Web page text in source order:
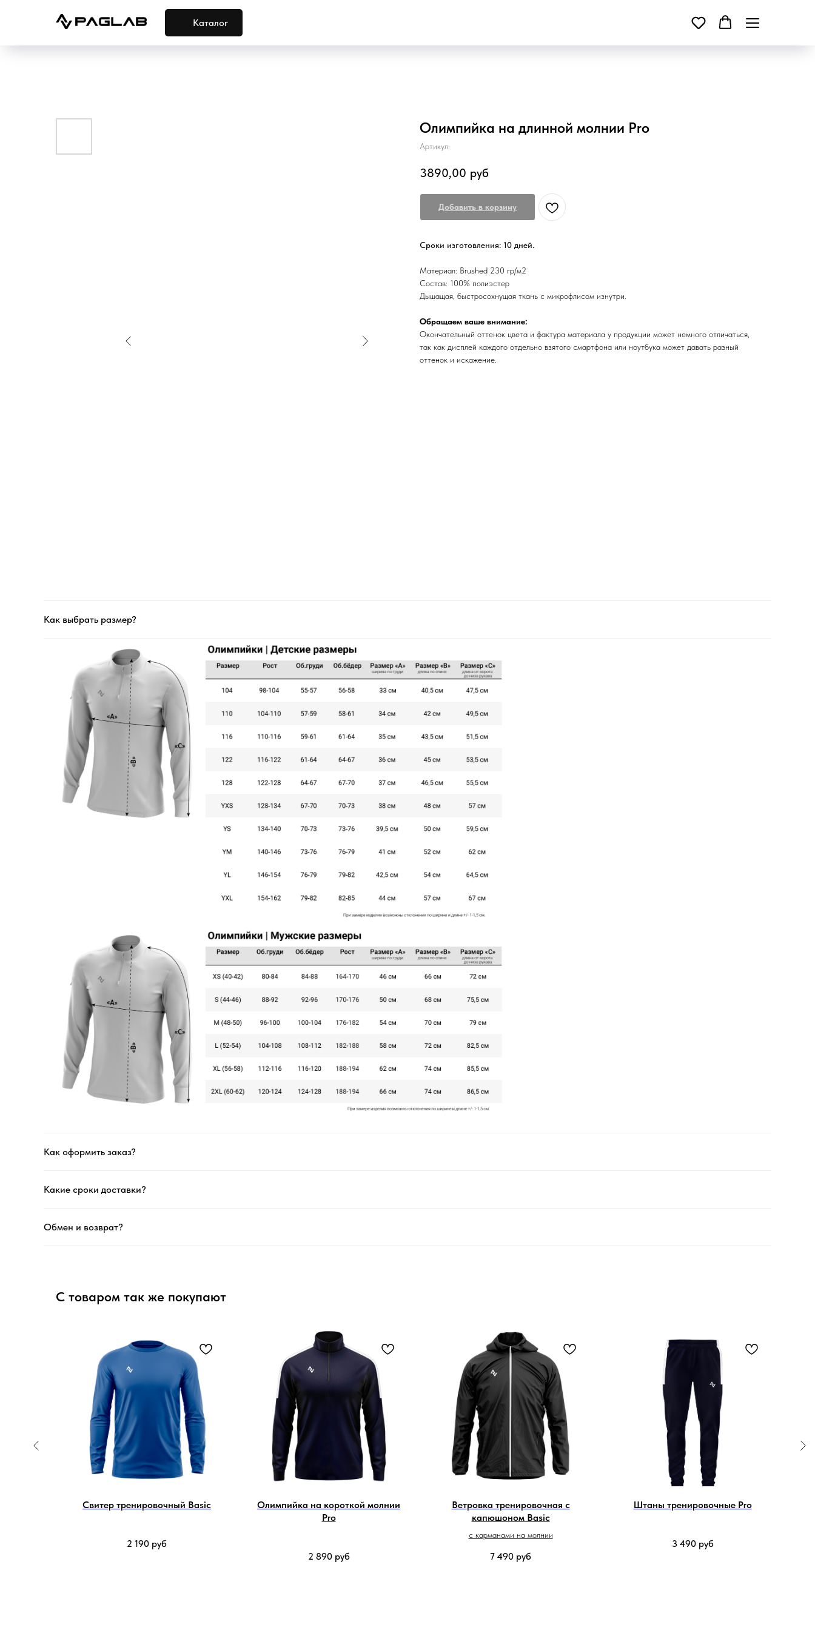
Каталог
Олимпийка на длинной молнии Pro
Артикул:
3890,00 руб
Добавить в корзину
Сроки изготовления: 10 дней.
Материал: Brushed 230 гр/м2
Состав: 100% полиэстер
Дышащая, быстросохнущая ткань с микрофлисом изнутри.
Обращаем ваше внимание:
Окончательный оттенок цвета и фактура материала у продукции может немного отличаться,
так как дисплей каждого отдельно взятого смартфона или ноутбука может давать разный
оттенок и искажение.
Как выбрать размер?
Как оформить заказ?
Какие сроки доставки?
Обмен и возврат?
С товаром так же покупают
Свитер тренировочный Basic
2 190 руб
Олимпийка на короткой молнии
Pro
2 890 руб
Ветровка тренировочная с
капюшоном Basic
с карманами на молнии
7 490 руб
Штаны тренировочные Pro
3 490 руб